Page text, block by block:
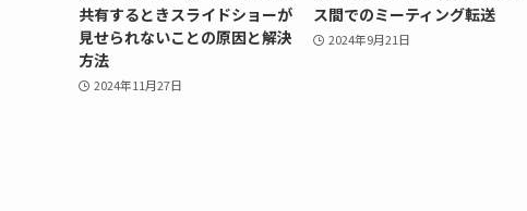
共有するときスライドショーが
見せられないことの原因と解決
方法
2024年11月27日
ス間でのミーティング転送
2024年9月21日